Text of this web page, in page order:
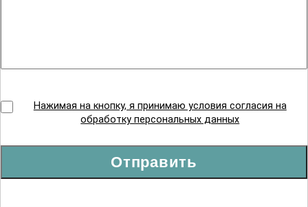
Нажимая на кнопку, я принимаю условия согласия на
обработку персональных данных
Отправить